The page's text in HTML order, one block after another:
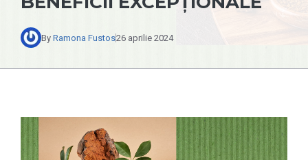
By Ramona Fustos26 aprilie 2024